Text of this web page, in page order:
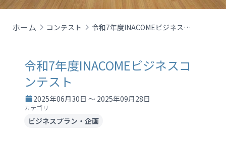
ホーム コンテスト 令和7年度INACOMEビジネスコンテスト
令和7年度INACOMEビジネスコ
ンテスト
2025年06月30日 ～ 2025年09月28日
カテゴリ
ビジネスプラン・企画